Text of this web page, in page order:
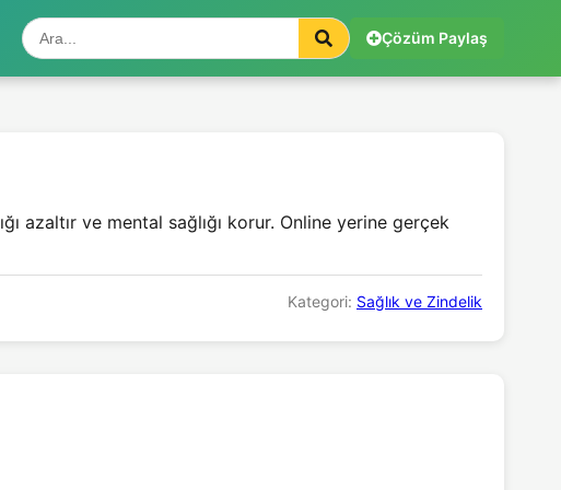
Çözüm Paylaş
azaltır ve mental sağlığı korur. Online yerine gerçek
Kategori: Sağlık ve Zindelik